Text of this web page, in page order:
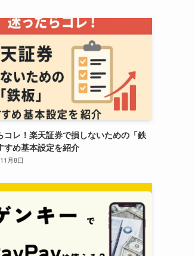
コレ！楽天証券で損しないための「鉄
すめ基本設定を紹介
月8日